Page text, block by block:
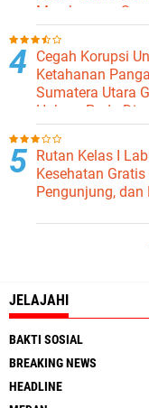
Membangun
Cegah Korupsi
Ketahanan
Sumatera Utara
Hukum Pada
Ketahanan
Rutan Kelas I
Kesehatan
Pengunjung, dan
JELAJAHI
BAKTI SOSIAL
BREAKING NEWS
HEADLINE